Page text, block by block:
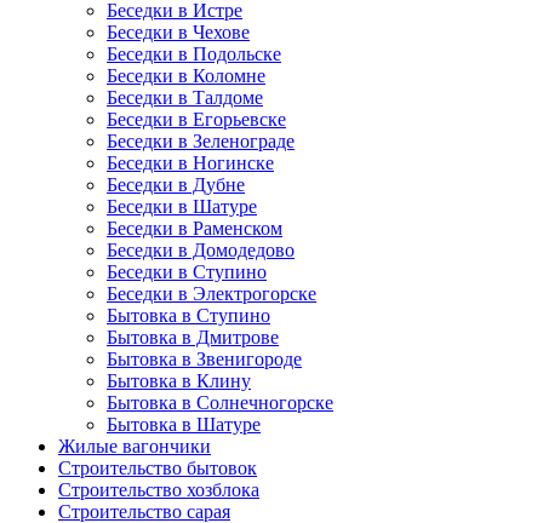
Беседки в Истре
Беседки в Чехове
Беседки в Подольске
Беседки в Коломне
Беседки в Талдоме
Беседки в Егорьевске
Беседки в Зеленограде
Беседки в Ногинске
Беседки в Дубне
Беседки в Шатуре
Беседки в Раменском
Беседки в Домодедово
Беседки в Ступино
Беседки в Электрогорске
Бытовка в Ступино
Бытовка в Дмитрове
Бытовка в Звенигороде
Бытовка в Клину
Бытовка в Солнечногорске
Бытовка в Шатуре
Жилые вагончики
Строительство бытовок
Строительство хозблока
Строительство сарая